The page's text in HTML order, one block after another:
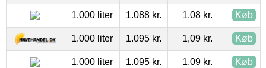
1.000 liter 1.088 kr. 1,08 kr. Køb
1.000 liter 1.095 kr. 1,09 kr. Køb
1.000 liter 1.095 kr. 1,09 kr. Køb